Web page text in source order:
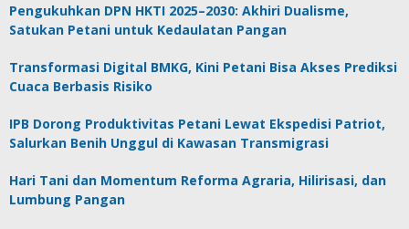
Pengukuhkan DPN HKTI 2025–2030: Akhiri Dualisme,
Satukan Petani untuk Kedaulatan Pangan
Transformasi Digital BMKG, Kini Petani Bisa Akses Prediksi
Cuaca Berbasis Risiko
IPB Dorong Produktivitas Petani Lewat Ekspedisi Patriot,
Salurkan Benih Unggul di Kawasan Transmigrasi
Hari Tani dan Momentum Reforma Agraria, Hilirisasi, dan
Lumbung Pangan